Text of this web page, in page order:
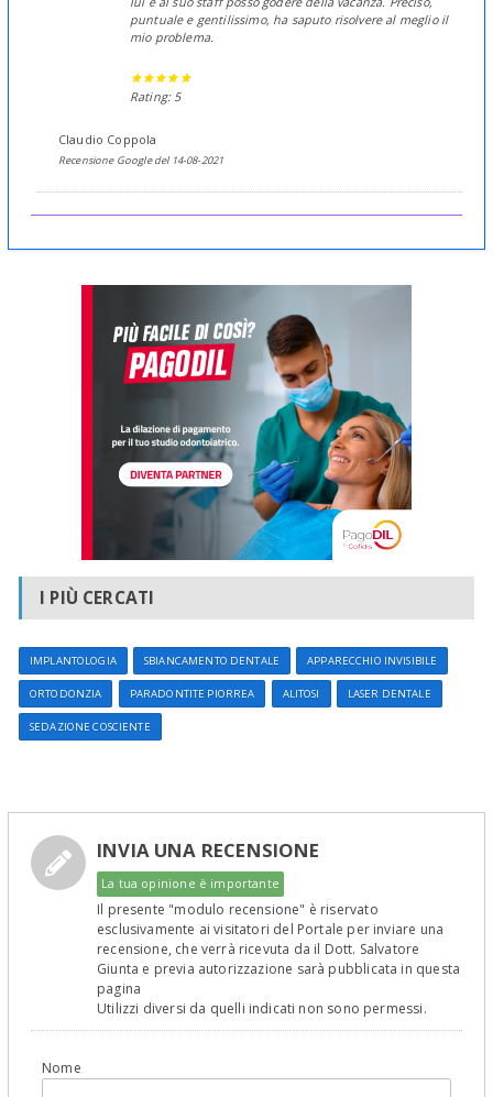
puntuale e gentilissimo, ha saputo risolvere al meglio il
mio problema.
Rating: 5
Claudio Coppola
Recensione Google del 14-08-2021
I PIÙ CERCATI
IMPLANTOLOGIA SBIANCAMENTO DENTALE APPARECCHIO INVISIBILE
ORTODONZIA PARADONTITE PIORREA ALITOSI LASER DENTALE
SEDAZIONE COSCIENTE
INVIA UNA RECENSIONE
La tua opinione è importante
Il presente "modulo recensione" è riservato
esclusivamente ai visitatori del Portale per inviare una
recensione, che verrà ricevuta da il Dott. Salvatore
Giunta e previa autorizzazione sarà pubblicata in questa
pagina
Utilizzi diversi da quelli indicati non sono permessi.
Nome